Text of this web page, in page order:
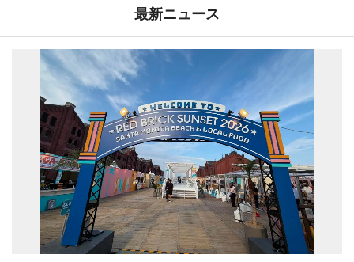
最新ニュース